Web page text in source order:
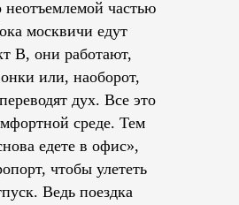
неотъемлемой частью
москвичи едут
В, они работают,
или, наоборот,
дух. Все это
среде. Тем
едете в офис»,
чтобы улететь
Ведь поездка